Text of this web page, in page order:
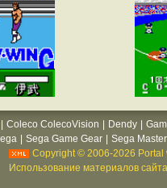
Coleco ColecoVision Dendy
Sega Game Gear Sega
Copyright © 2006-2026 Portal
Использование материалов